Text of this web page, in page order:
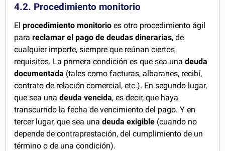
4.2. Procedimiento monitorio
Elprocedimiento monitorio es otro procedimiento ágil
parareclamar el pago de deudas dinerarias, de
cualquier importe, siempre que reúnan ciertos
requisitos. La primera condición es que sea unadeuda
documentada (tales como facturas, albaranes, recibí,
contrato de relación comercial, etc.). En segundo lugar,
que sea unadeuda vencida, es decir, que haya
transcurrido la fecha de vencimiento del pago. Y en
tercer lugar, que sea unadeuda exigible (cuando no
depende de contraprestación, del cumplimiento de un
término o de una condición).